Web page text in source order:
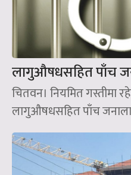
लागुऔषधसहित पाँच
चितवन। नियमित गस्तीमा
लागुऔषधसहित पाँच